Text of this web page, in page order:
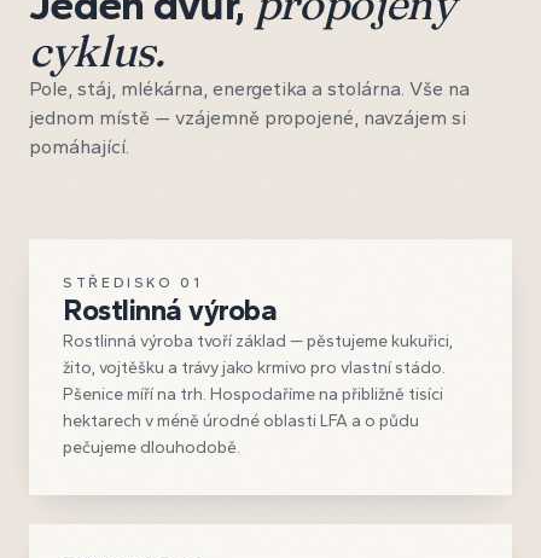
cyklus.
Pole, stáj, mlékárna, energetika a stolárna. Vše na
jednom místě — vzájemně propojené, navzájem si
pomáhající.
STŘEDISKO01
Rostlinná výroba
Rostlinná výroba tvoří základ — pěstujeme kukuřici,
žito, vojtěšku a trávy jako krmivo pro vlastní stádo.
Pšenice míří na trh. Hospodaříme na přibližně tisíci
hektarech v méně úrodné oblasti LFA a o půdu
pečujeme dlouhodobě.